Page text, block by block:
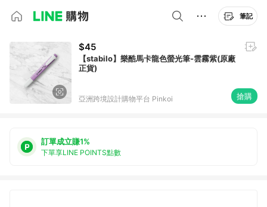
筆記
$45
【stabilo】樂酷馬卡龍色螢光筆-雲霧紫(原廠
正貨)
亞洲跨境設計購物平台 Pinkoi 搶購
訂單成立賺1%
下單享LINE POINTS點數